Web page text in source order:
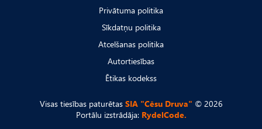
Privātuma politika
Sīkdatņu politika
Atcelšanas politika
Autortiesības
Ētikas kodekss
Visas tiesības paturētas SIA "Cēsu Druva" © 2026
Portālu izstrādāja: RydelCode.